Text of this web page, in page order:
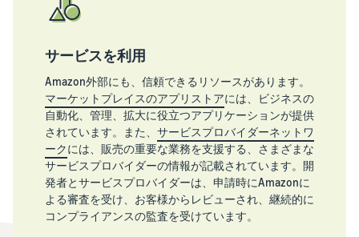
サービスを利用
Amazon外部にも、信頼できるリソースがあります。
マーケットプレイスのアプリストアには、ビジネスの
自動化、管理、拡大に役立つアプリケーションが提供
されています。また、 サービスプロバイダーネットワ
ークには、販売の重要な業務を支援する、さまざまな
サービスプロバイダーの情報が記載されています。開
発者とサービスプロバイダーは、申請時にAmazonに
よる審査を受け、お客様からレビューされ、継続的に
コンプライアンスの監査を受けています。